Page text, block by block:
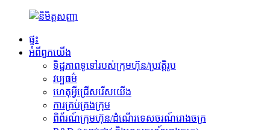
ផ្ទះ
អំពីពួកយើង
ទិដ្ឋភាពទូទៅរបស់ក្រុមហ៊ុន/ប្រវត្តិរូប
វប្បធម៌
ហេតុអ្វីជ្រើសរើសយើង
ការគ្រប់គ្រងក្រុម
ពិព័រណ៍ក្រុមហ៊ុន/ដំណើរទេសចរណ៍រោងចក្រ